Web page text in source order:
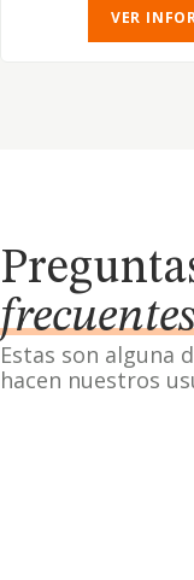
VER
Estas son alguna
hacen nuestros